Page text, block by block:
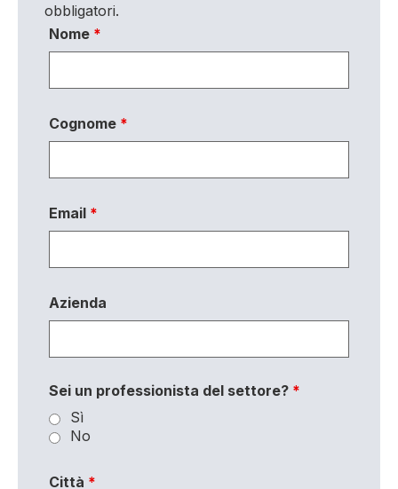
obbligatori.
Nome *
Cognome *
Email *
Azienda
Sei un professionista del settore? *
Sì
No
Città *